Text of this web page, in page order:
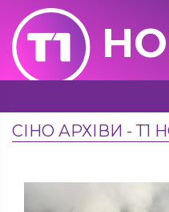
СІНО АРХІВИ - Т1